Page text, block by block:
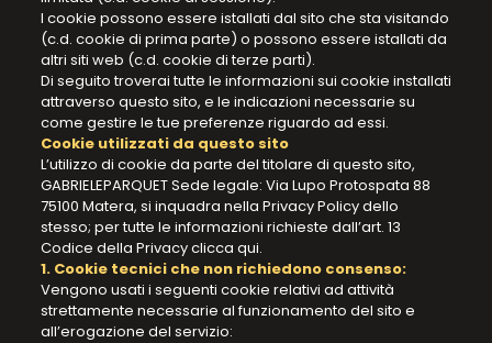
I cookie possono essere istallati dal sito che sta visitando
(c.d. cookie di prima parte) o possono essere istallati da
altri siti web (c.d. cookie di terze parti).
Di seguito troverai tutte le informazioni sui cookie installati
attraverso questo sito, e le indicazioni necessarie su
come gestire le tue preferenze riguardo ad essi.
Cookie utilizzati da questo sito
L’utilizzo di cookie da parte del titolare di questo sito,
GABRIELEPARQUET Sede legale: Via Lupo Protospata 88
75100 Matera, si inquadra nella Privacy Policy dello
stesso; per tutte le informazioni richieste dall’art. 13
Codice della Privacy clicca qui.
1. Cookie tecnici che non richiedono consenso:
Vengono usati i seguenti cookie relativi ad attività
strettamente necessarie al funzionamento del sito e
all’erogazione del servizio: